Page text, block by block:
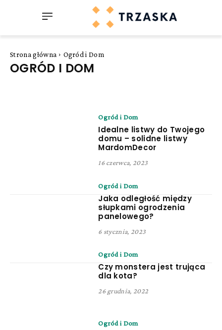
Strona główna Ogród i Dom
OGRÓD I DOM
Ogród i Dom
Idealne listwy do Twojego
domu – solidne listwy
MardomDecor
16 czerwca, 2023
Ogród i Dom
Jaka odległość między
słupkami ogrodzenia
panelowego?
6 stycznia, 2023
Ogród i Dom
Czy monstera jest trująca
dla kota?
26 grudnia, 2022
Ogród i Dom